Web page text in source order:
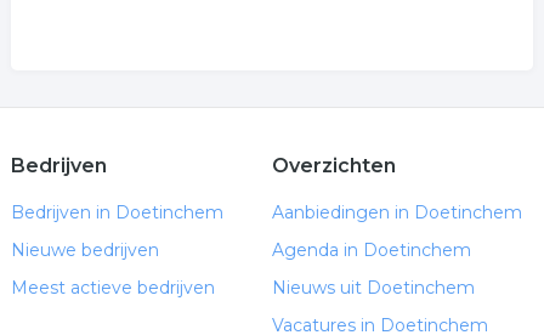
Bedrijven
Bedrijven in Doetinchem
Nieuwe bedrijven
Meest actieve bedrijven
Overzichten
Aanbiedingen in Doetinchem
Agenda in Doetinchem
Nieuws uit Doetinchem
Vacatures in Doetinchem